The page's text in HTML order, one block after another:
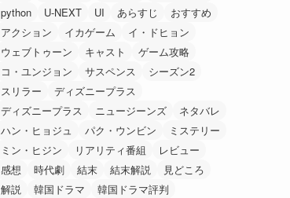
python
U-NEXT UI あらすじ
おすすめ
アクション
イカゲーム
イ・ドヒョン
ウェブトゥーン
キャスト
ゲーム攻略
コ・ユンジョン
サスペンス
シーズン2
スリラー
ディズニープラス
ディズニープラス
ニュージーンズ
ネタバレ
ハン・ヒョジュ
パク・ウンビン
ミステリー
ミン・ヒジン
リアリティ番組
レビュー
感想
時代劇 結末 結末解説
見どころ
解説
韓国ドラマ
韓国ドラマ評判